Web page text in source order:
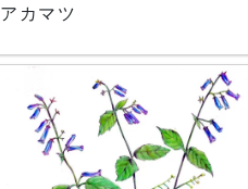
アカマツ